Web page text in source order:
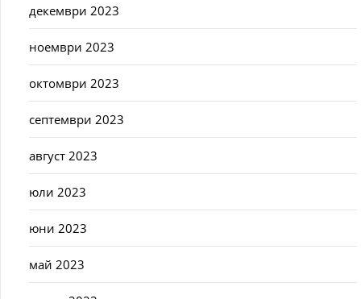
декември 2023
ноември 2023
октомври 2023
септември 2023
август 2023
юли 2023
юни 2023
май 2023